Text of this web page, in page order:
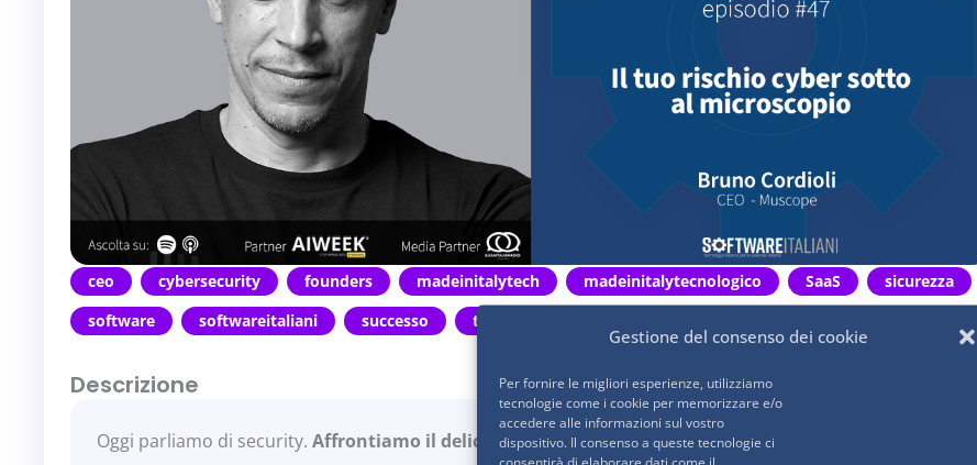
Gestione del consenso dei cookie
Per fornire le migliori esperienze, utilizziamo
tecnologie come i cookie per memorizzare e/o
accedere alle informazioni sul vostro
dispositivo. Il consenso a queste tecnologie ci
ceo cybersecurity founders madeinitalytech madeinitalytecnologico SaaS
sicurezza
software
softwareitaliani successo tecnologia
Descrizione
Oggi parliamo di security. Affrontiamo il delicato tema della Cyber Securitye lo facciamo con una